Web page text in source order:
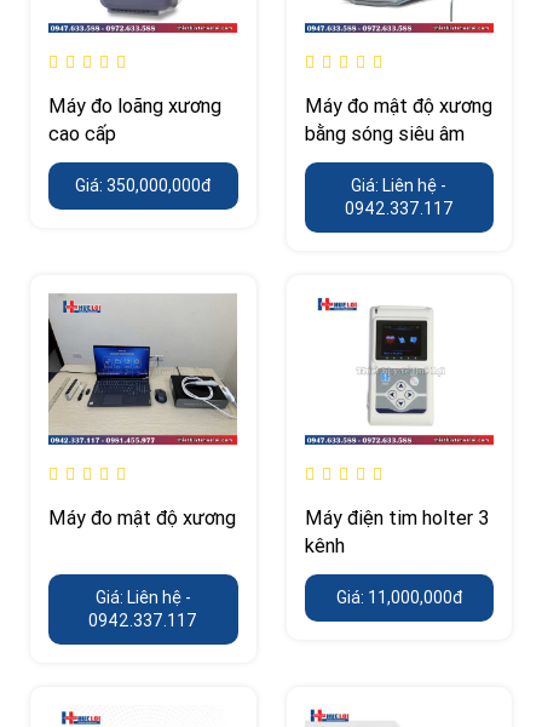
Máy đo loãng xương
cao cấp
Giá: 350,000,000đ
Máy đo mật độ xương
bằng sóng siêu âm
Giá: Liên hệ -
0942.337.117
Máy đo mật độ xương
Giá: Liên hệ -
0942.337.117
Máy điện tim holter 3
kênh
Giá: 11,000,000đ